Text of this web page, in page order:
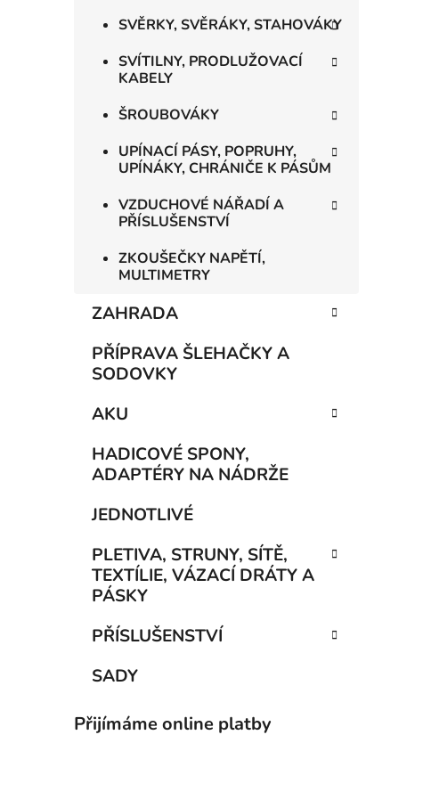
SVĚRKY, SVĚRÁKY, STAHOVÁKY
SVÍTILNY, PRODLUŽOVACÍ
KABELY
ŠROUBOVÁKY
UPÍNACÍ PÁSY, POPRUHY,
UPÍNÁKY, CHRÁNIČE K PÁSŮM
VZDUCHOVÉ NÁŘADÍ A
PŘÍSLUŠENSTVÍ
ZKOUŠEČKY NAPĚTÍ,
MULTIMETRY
ZAHRADA
PŘÍPRAVA ŠLEHAČKY A
SODOVKY
AKU
HADICOVÉ SPONY,
ADAPTÉRY NA NÁDRŽE
JEDNOTLIVÉ
PLETIVA, STRUNY, SÍTĚ,
TEXTÍLIE, VÁZACÍ DRÁTY A
PÁSKY
PŘÍSLUŠENSTVÍ
SADY
Přijímáme online platby